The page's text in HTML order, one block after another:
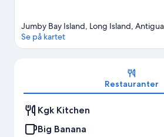
Kart
Jumby Bay Island, Long Island, Antigua
Se på kartet
Restauranter
Kgk Kitchen
Big Banana